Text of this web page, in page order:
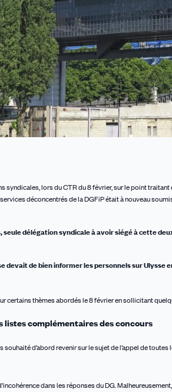
syndicales, lors du CTR du 8 février, sur le point
déconcentrés de la DGFiP était à nouveau
seuledélégationsyndicaleàavoir siégé à cette
devait de bien informer les personnels sur Ulysse
certains thèmes abordés le 8 février en sollicitant
listes complémentaires des concours
souhaité d’abord revenir sur le sujet de l’appel de
dans les réponses du DG.